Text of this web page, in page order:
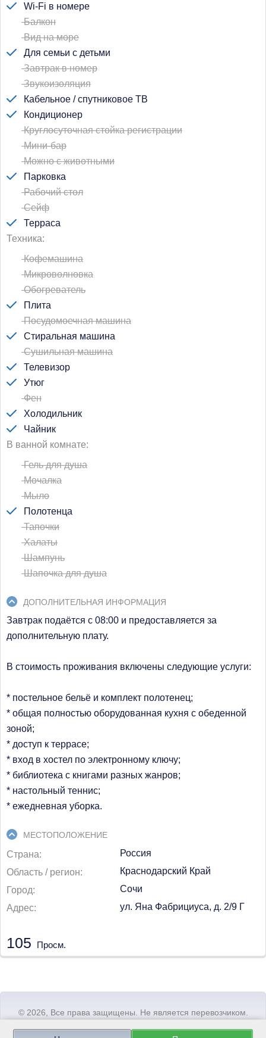
Wi-Fi в номере
Балкон
Вид на море
Для семьи с детьми
Завтрак в номер
Звукоизоляция
Кабельное / спутниковое ТВ
Кондиционер
Круглосуточная стойка регистрации
Мини-бар
Можно с животными
Парковка
Рабочий стол
Сейф
Терраса
Техника
Кофемашина
Микроволновка
Обогреватель
Плита
Посудомоечная машина
Стиральная машина
Сушильная машина
Телевизор
Утюг
Фен
Холодильник
Чайник
В ванной комнате
Гель для душа
Мочалка
Мыло
Полотенца
Тапочки
Халаты
Шампунь
Шапочка для душа
ДОПОЛНИТЕЛЬНАЯ ИНФОРМАЦИЯ
Завтрак подаётся с 08:00 и предоставляется за
дополнительную плату.
В стоимость проживания включены следующие услуги:
* постельное бельё и комплект полотенец;
* общая полностью оборудованная кухня с обеденной
зоной;
* доступ к террасе;
* вход в хостел по электронному ключу;
* библиотека с книгами разных жанров;
* настольный теннис;
* ежедневная уборка.
МЕСТОПОЛОЖЕНИЕ
Страна
Россия
Область / регион
Краснодарский Край
Город
Сочи
Адрес
ул. Яна Фабрициуса, д. 2/9 Г
105 Просм.
© 2026, Bce пpaвa зaщищeны. He являeтcя пepeвoзчикoм.